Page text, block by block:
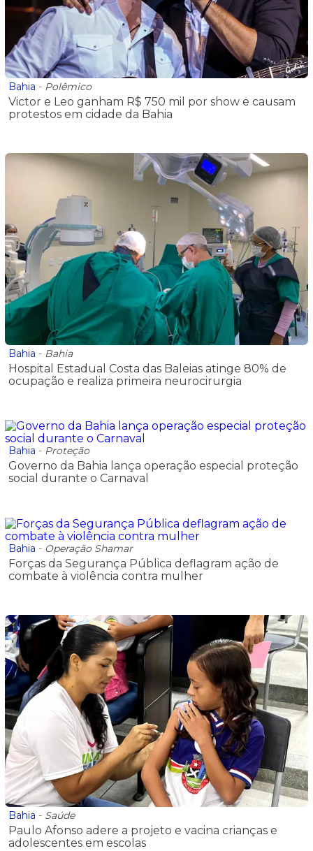
Bahia - Polêmico
Victor e Leo ganham R$ 750 mil por show e causam
protestos em cidade da Bahia
Bahia - Bahia
Hospital Estadual Costa das Baleias atinge 80% de
ocupação e realiza primeira neurocirurgia
Bahia - Proteção
Governo da Bahia lança operação especial proteção
social durante o Carnaval
Bahia - Operação Shamar
Forças da Segurança Pública deflagram ação de
combate à violência contra mulher
Bahia - Saúde
Paulo Afonso adere a projeto e vacina crianças e
adolescentes em escolas